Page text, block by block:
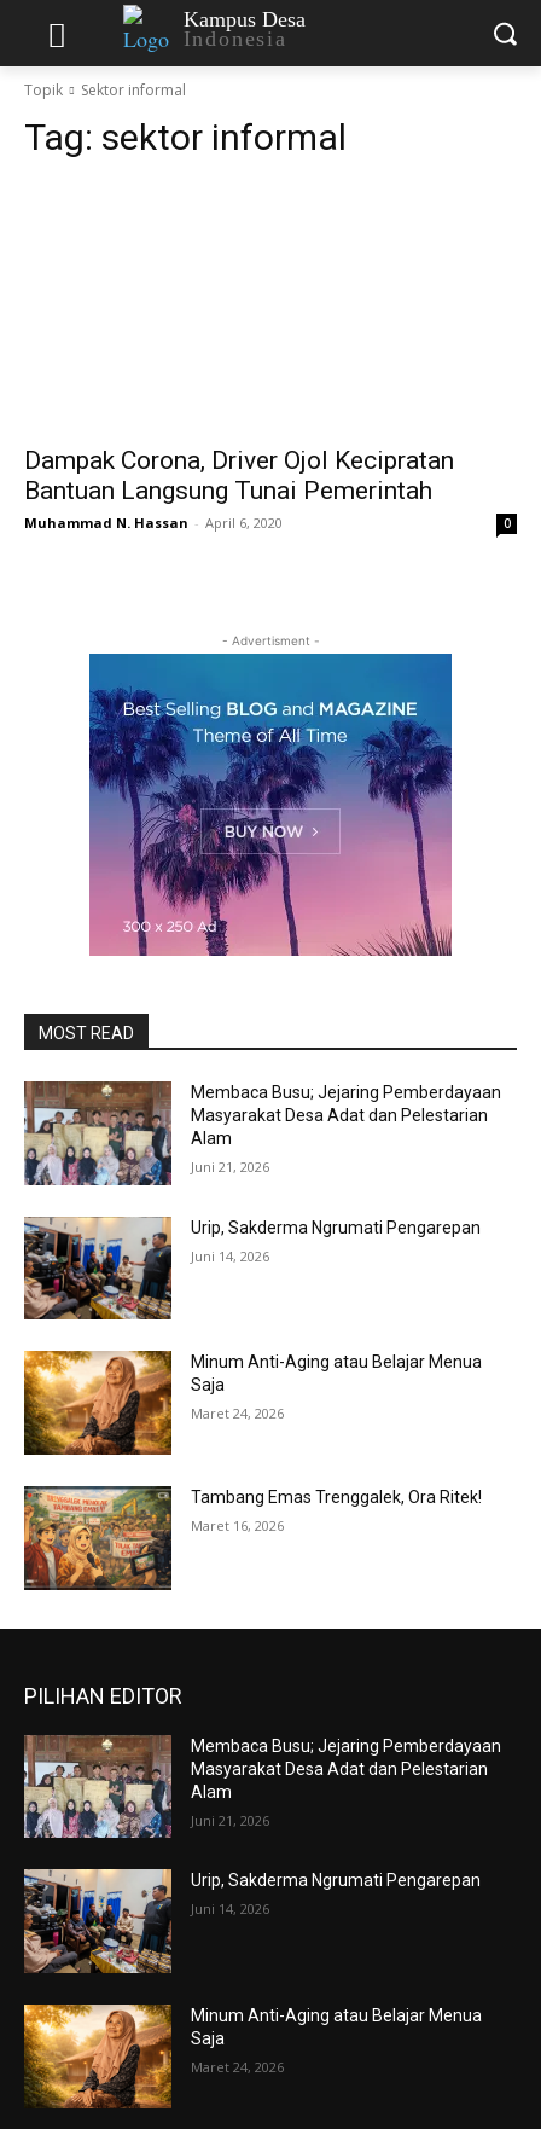
Kampus Desa
Indonesia
Topik Sektor informal
Tag: sektor informal
Dampak Corona, Driver Ojol Kecipratan
Bantuan Langsung Tunai Pemerintah
Muhammad N. Hassan - April 6, 2020 0
- Advertisment -
MOST READ
Membaca Busu; Jejaring Pemberdayaan
Masyarakat Desa Adat dan Pelestarian
Alam
Juni 21, 2026
Urip, Sakderma Ngrumati Pengarepan
Juni 14, 2026
Minum Anti-Aging atau Belajar Menua
Saja
Maret 24, 2026
Tambang Emas Trenggalek, Ora Ritek!
Maret 16, 2026
PILIHAN EDITOR
Membaca Busu; Jejaring Pemberdayaan
Masyarakat Desa Adat dan Pelestarian
Alam
Juni 21, 2026
Urip, Sakderma Ngrumati Pengarepan
Juni 14, 2026
Minum Anti-Aging atau Belajar Menua
Saja
Maret 24, 2026